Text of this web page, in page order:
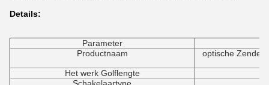
Details:
Parameter
Productnaam
optische Zender
Het werk Golflengte